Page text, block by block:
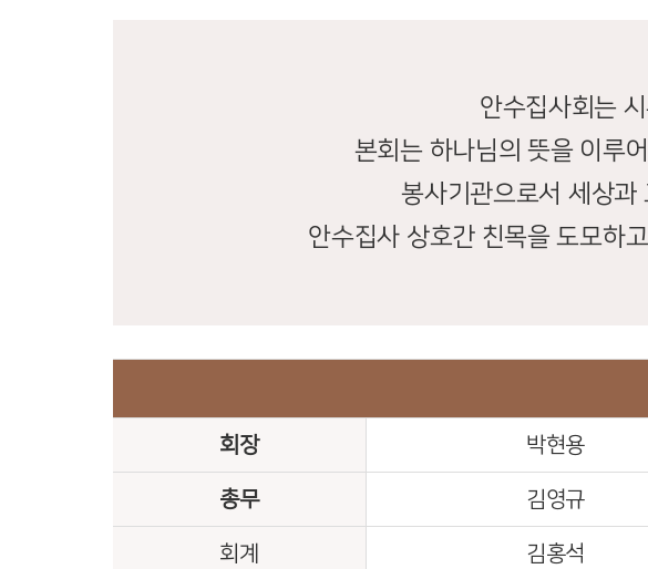
안수집사회는
본회는 하나님의 뜻을 이루
봉사기관으로서 세상과
안수집사 상호간 친목을 도모하
회장 박현용
총무 김영규
회계 김홍석